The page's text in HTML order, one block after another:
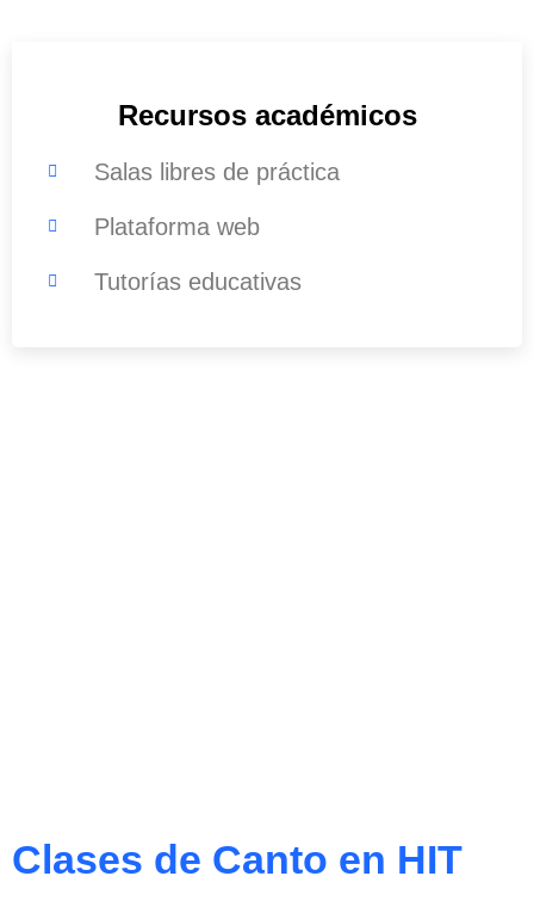
Recursos académicos
Salas libres de práctica
Plataforma web
Tutorías educativas
Clases de Canto en HIT